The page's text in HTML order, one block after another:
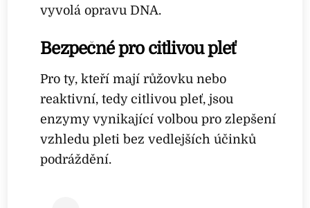
vyvolá opravu DNA.
Bezpečné pro citlivou pleť
Pro ty, kteří mají růžovku nebo
reaktivní, tedy citlivou pleť, jsou
enzymy vynikající volbou pro zlepšení
vzhledu pleti bez vedlejších účinků
podráždění.